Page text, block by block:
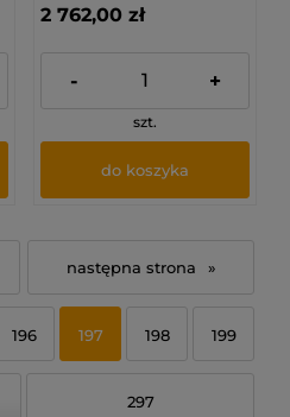
2 762,00 zł
- +
szt.
do koszyka
196 197 198 199
297
»